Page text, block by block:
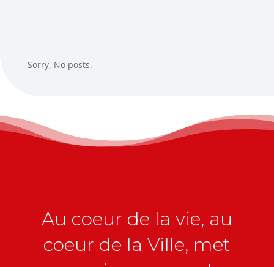
Sorry, No posts.
Au coeur de la vie, au
coeur de la Ville, met